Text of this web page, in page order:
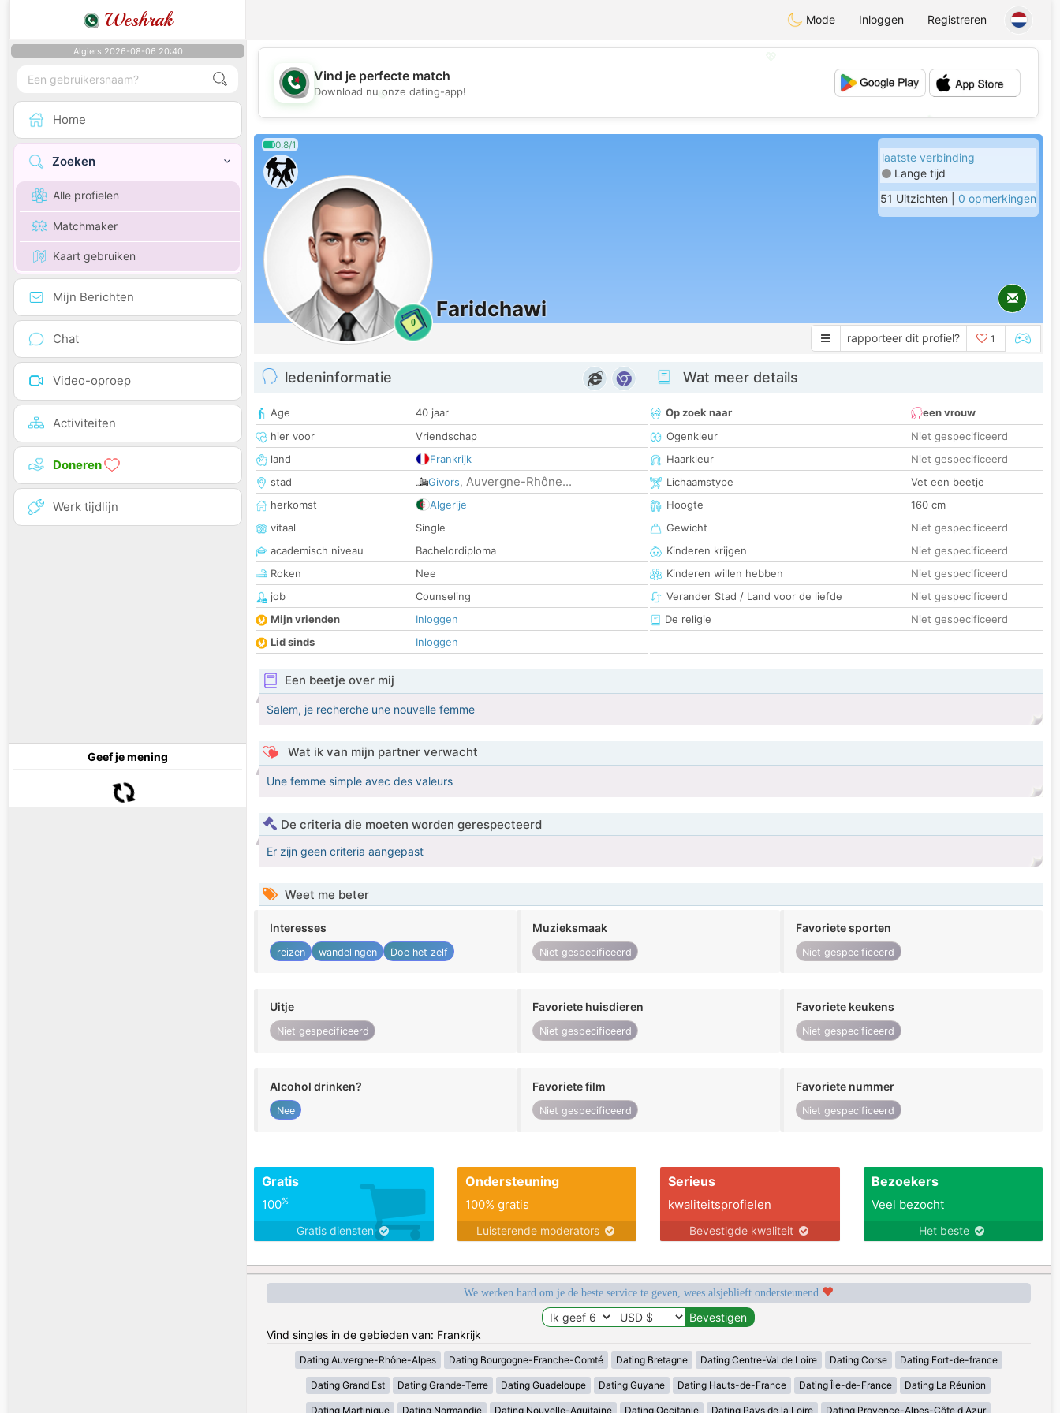
Weshrak Mode Inloggen Registreren
Algiers 2026-08-06 20:40
Home
Zoeken
Alle profielen
Matchmaker
Kaart gebruiken
Mijn Berichten
Chat
Video-oproep
Activiteiten
Doneren
Werk tijdlijn
Geef je mening
💖
💕
Vind je perfecte match
Download nu onze dating-app!
0.8/1
0
Faridchawi
laatste verbinding
Lange tijd
51 Uitzichten | 0 opmerkingen
rapporteer dit profiel? 1
ledeninformatie
Age
40 jaar
hier voor
Vriendschap
land
Frankrijk
stad
Givors, Auvergne-Rhône...
herkomst
Algerije
vitaal
Single
academisch niveau
Bachelordiploma
Roken
Nee
job
Counseling
Mijn vrienden
Inloggen
Lid sinds
Inloggen
Wat meer details
Op zoek naar
een vrouw
Ogenkleur
Niet gespecificeerd
Haarkleur
Niet gespecificeerd
Lichaamstype
Vet een beetje
Hoogte
160 cm
Gewicht
Niet gespecificeerd
Kinderen krijgen
Niet gespecificeerd
Kinderen willen hebben
Niet gespecificeerd
Verander Stad / Land voor de liefde
Niet gespecificeerd
De religie
Niet gespecificeerd
Een beetje over mij
Salem, je recherche une nouvelle femme
Wat ik van mijn partner verwacht
Une femme simple avec des valeurs
De criteria die moeten worden gerespecteerd
Er zijn geen criteria aangepast
Weet me beter
Interesses
reizen wandelingen Doe het zelf
Muzieksmaak
Niet gespecificeerd
Favoriete sporten
Niet gespecificeerd
Uitje
Niet gespecificeerd
Favoriete huisdieren
Niet gespecificeerd
Favoriete keukens
Niet gespecificeerd
Alcohol drinken?
Nee
Favoriete film
Niet gespecificeerd
Favoriete nummer
Niet gespecificeerd
Gratis
100%
Gratis diensten
Ondersteuning
100% gratis
Luisterende moderators
Serieus
kwaliteitsprofielen
Bevestigde kwaliteit
Bezoekers
Veel bezocht
Het beste
We werken hard om je de beste service te geven, wees alsjeblieft ondersteunend
Vind singles in de gebieden van: Frankrijk
Dating Auvergne-Rhône-Alpes Dating Bourgogne-Franche-Comté Dating Bretagne Dating Centre-Val de Loire Dating Corse Dating Fort-de-france
Dating Grand Est Dating Grande-Terre Dating Guadeloupe Dating Guyane Dating Hauts-de-France Dating Île-de-France Dating La Réunion
Dating Martinique Dating Normandie Dating Nouvelle-Aquitaine Dating Occitanie Dating Pays de la Loire Dating Provence-Alpes-Côte d Azur